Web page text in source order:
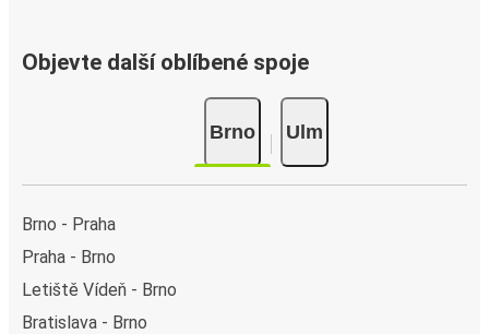
Objevte další oblíbené spoje
Brno Ulm
Brno - Praha
Praha - Brno
Letiště Vídeň - Brno
Bratislava - Brno